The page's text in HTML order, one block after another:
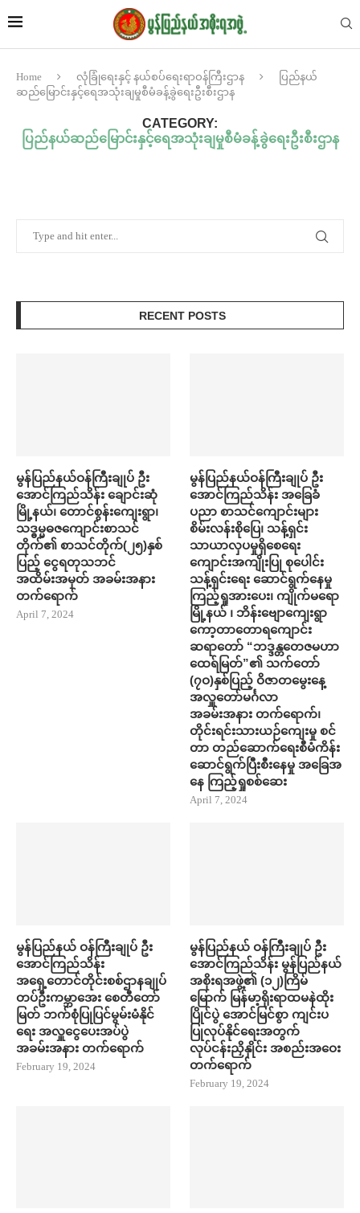
Home လုံခြုံရေးနှင့် နယ်စပ်ရေးရာဝန်ကြီးဌာန
ပြည်နယ်
ဆည်မြောင်းနှင့်ရေအသုံးချမှုစီမံခန့်ခွဲရေးဦးစီးဌာန
CATEGORY:
ပြည်နယ်ဆည်မြောင်းနှင့်ရေအသုံးချမှုစီမံခန့်ခွဲရေးဦးစီးဌာန
RECENT POSTS
မွန်ပြည်နယ်ဝန်ကြီးချုပ် ဦး
အောင်ကြည်သိန်း ချောင်းဆုံ
မြို့နယ်၊ တောင်စွန်းကျေးရွာ၊
သဒ္ဓမ္မဓဇကျောင်းစာသင်
တိုက်၏ စာသင်တိုက်(၂၅)နှစ်
ပြည့် ငွေရတုသဘင်
အထိမ်းအမှတ် အခမ်းအနား
တက်​ရောက်
April 7, 2024
မွန်ပြည်နယ်ဝန်ကြီးချုပ် ဦး
အောင်ကြည်သိန်း အ​ခြေခံ
ပညာ စာသင်​ကျောင်းများ
စိမ်းလန်းစို​​ပြေ​၊ သန့်ရှင်း
သာယာလှ​ပ​မှုရှိ​စေရေး
ကျောင်းအကျိုးပြု စု​ပေါင်း
သန့်ရှင်း​ရေး ​ဆောင်ရွက်နေမှု
ကြည့်ရှုအား​ပေး၊ ကျိုက်မရော
မြို့နယ် ၊ ဘိန်းဗျောကျေးရွာ
ကော့တာတောရကျောင်း
ဆရာတော် “ဘဒ္ဒန္တတေဇမဟာ
ထေရ်မြတ်”၏ သက်တော်
(၇ဝ)နှစ်ပြည့် ဝိဇာတမွေးနေ့
အလှူတော်မင်္ဂလာ
အခမ်းအနား တက်​ရောက်၊
တိုင်းရင်းသားယဉ်ကျေးမှု စင်
တာ တည်​ဆောက်​ရေးစီမံကိန်း ​
ဆောင်ရွက်ပြီးစီး​နေမှု အ​ခြေအ​
နေ ကြည့်ရှုစစ်​ဆေး
April 7, 2024
မွန်ပြည်နယ် ဝန်ကြီးချုပ် ဦး​
အောင်ကြည်သိန်း
အရှေ့တောင်တိုင်းစစ်ဌာနချုပ်
တပ်ဦးကမ္ဘာ​အေး စေတီ​တော်
မြတ် ဘက်စုံပြုပြင်မွမ်းမံနိုင်​
ရေး အလှူ​ငွေ​ပေးအပ်ပွဲ
အခမ်းအနား တက်​ရောက်
February 19, 2024
မွန်ပြည်နယ် ဝန်ကြီးချုပ် ဦး​
အောင်ကြည်သိန်း မွန်ပြည်နယ်
အစိုးရအဖွဲ့၏ (၁၂)ကြိမ်
မြောက် မြန်မာ့ရိုးရာထမနဲထိုး
ပြိုင်ပွဲ အောင်မြင်စွာ ကျင်းပ
ပြုလုပ်နိုင်ရေးအတွက်
လုပ်ငန်းညှိနှိုင်း အစည်းအဝေး
တက်​ရောက်
February 19, 2024